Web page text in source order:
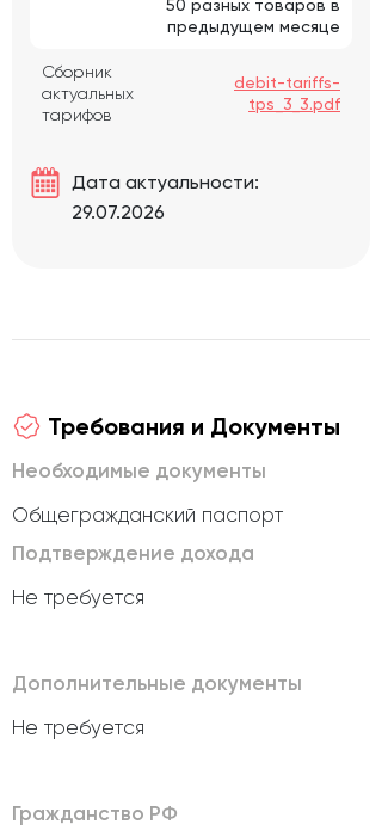
50 разных товаров в
предыдущем месяце
Сборник
актуальных
тарифов
debit-tariffs-
tps_3_3.pdf
Дата актуальности:
29.07.2026
Требования и Документы
Необходимые документы
Общегражданский паспорт
Подтверждение дохода
Не требуется
Дополнительные документы
Не требуется
Гражданство РФ